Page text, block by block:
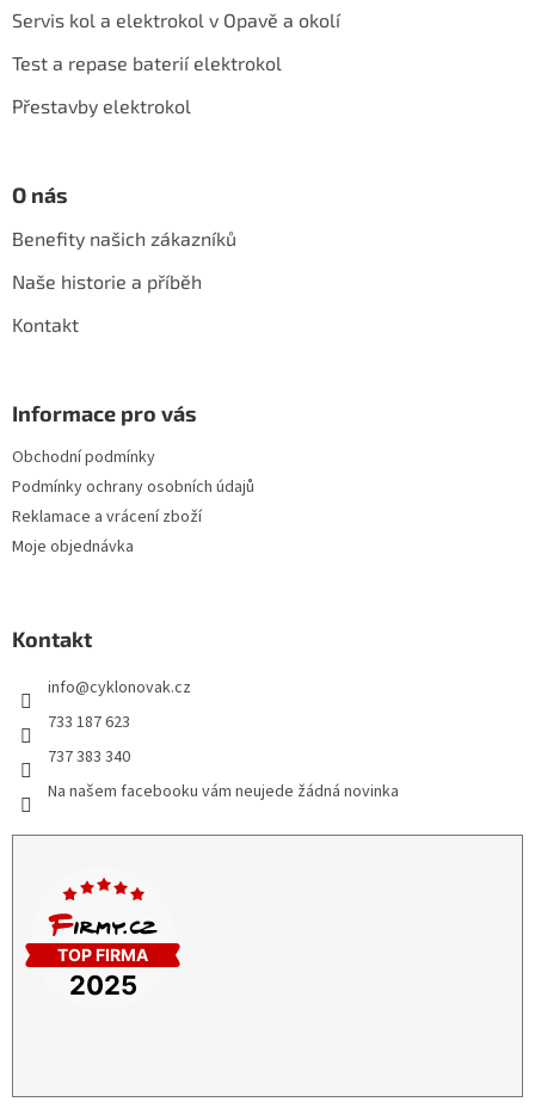
Servis kol a elektrokol v Opavě a okolí
Test a repase baterií elektrokol
Přestavby elektrokol
O nás
Benefity našich zákazníků
Naše historie a příběh
Kontakt
Informace pro vás
Obchodní podmínky
Podmínky ochrany osobních údajů
Reklamace a vrácení zboží
Moje objednávka
Kontakt
info@cyklonovak.cz
733 187 623
737 383 340
Na našem facebooku vám neujede žádná novinka